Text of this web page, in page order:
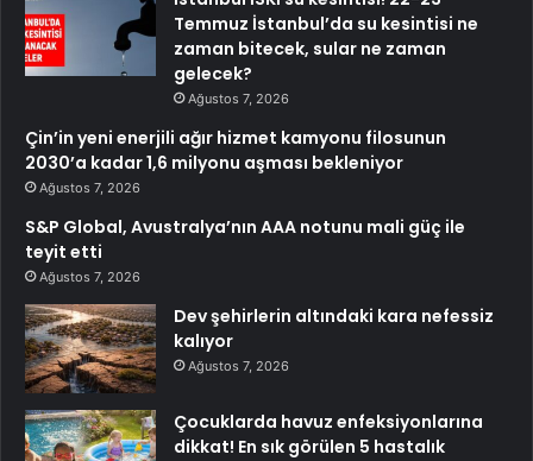
Temmuz İstanbul’da su kesintisi ne
zaman bitecek, sular ne zaman
gelecek?
Ağustos 7, 2026
Çin’in yeni enerjili ağır hizmet kamyonu filosunun
2030’a kadar 1,6 milyonu aşması bekleniyor
Ağustos 7, 2026
S&P Global, Avustralya’nın AAA notunu mali güç ile
teyit etti
Ağustos 7, 2026
Dev şehirlerin altındaki kara nefessiz
kalıyor
Ağustos 7, 2026
Çocuklarda havuz enfeksiyonlarına
dikkat! En sık görülen 5 hastalık